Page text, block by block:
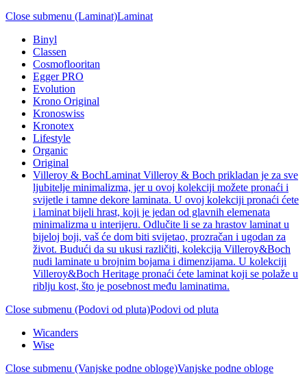
Close submenu (Laminat)Laminat
Binyl
Classen
Cosmoflooritan
Egger PRO
Evolution
Krono Original
Kronoswiss
Kronotex
Lifestyle
Organic
Original
Villeroy & BochLaminat Villeroy & Boch prikladan je za sve
ljubitelje minimalizma, jer u ovoj kolekciji možete pronaći i
svijetle i tamne dekore laminata. U ovoj kolekciji pronaći ćete
i laminat bijeli hrast, koji je jedan od glavnih elemenata
minimalizma u interijeru. Odlučite li se za hrastov laminat u
bijeloj boji, vaš će dom biti svijetao, prozračan i ugodan za
život. Budući da su ukusi različiti, kolekcija Villeroy&Boch
nudi laminate u brojnim bojama i dimenzijama. U kolekciji
Villeroy&Boch Heritage pronaći ćete laminat koji se polaže u
riblju kost, što je posebnost među laminatima.
Close submenu (Podovi od pluta)Podovi od pluta
Wicanders
Wise
Close submenu (Vanjske podne obloge)Vanjske podne obloge